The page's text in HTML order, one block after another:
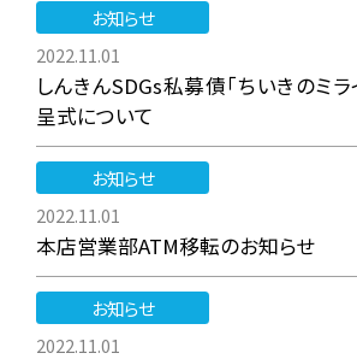
お知らせ
2022.11.01
しんきんSDGs私募債「ちいきのミ
呈式について
お知らせ
2022.11.01
本店営業部ATM移転のお知らせ
お知らせ
2022.11.01